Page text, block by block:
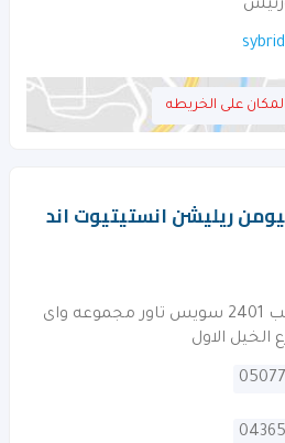
على الخريطه
ريليشن انستيتيوت اند
مكتب 2401 سويس تاور مجموعه واى
الخيل الاول